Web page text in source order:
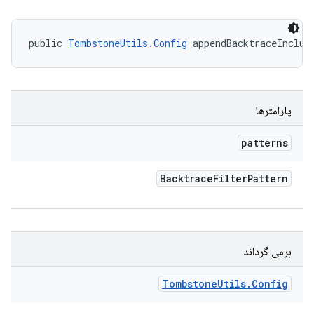
public TombstoneUtils.Config
پارامترها
patterns
BacktraceFilterPattern
برمی گرداند
TombstoneUtils. Config